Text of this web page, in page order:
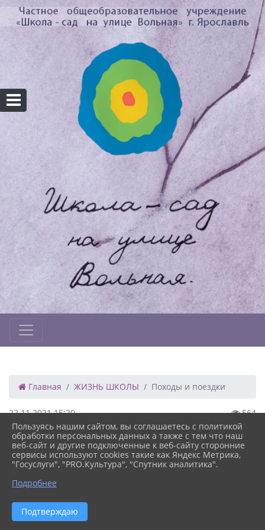
Главная ЖИЗНЬ ШКОЛЫ Походы и поездки
22.11.2021 15:20 564
ПОХОДЫ И ПОЕЗДКИ
Поход 2 класса
Пользуясь нашим сайтом, вы соглашаетесь с политикой
обработки персональных данных а также с тем что наш
веб-сайт и другие подключенные к веб-сайту сторонние
сервисы используют cookies такие как Яндекс Метрика,
"Госуслуги", "PRO.Культура", "Спутник аналитика".
Подробнее
Подтверждаю